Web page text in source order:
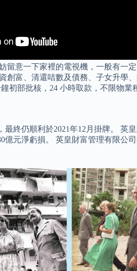
意一下家裡的電視機，一般有一
富、清還咭數及債務、子女升學
初部批核，24 小時取款，不限物業
終仍順利於2021年12月掛牌。 英
元淨虧損。 英皇財富管理有限公